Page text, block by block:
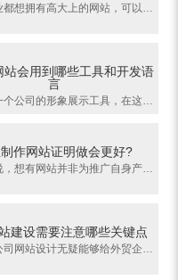
每一个企业都想拥有高大上的网站，可以拓宽商业交流，突显企业的品牌形象，给用户留下深刻的印象。那么企业网站制作如何才显得高端呢?高端网站制作需要注意哪些问题?高端网站的特点1、从用户的角度出发，对网站的总体功能深入研讨，极大地满足用户需求;细化便捷功能，简单、方便。2、根据企业的企业文化和企业信息专业构思，
站会用到哪些工具和开发语
言
网站作为一个公司的形象展示工具，在这个互联网发展如此发达今天，网站对于公司来说尤为重要，那么做网站都会用到哪些工具和开发语言呢，下面就让小编给您详细的说一说。我们先来说说做网站会用到的语言吧1.HTML这是网站前端使用的超文本标记语言，不管你是做网站前端还是后端都必须要学会的脚本语言。超文本标记语言的结构
作网站证明做会更好?
就企业来说，想有网站并非为推广自身产品或品牌。对早就有网站或有知名度的企业来讲，对一个品牌营销型的网站会有很大需求，企业需选择一个很好的网站。还能提高整体形象、推广企业品牌等，一个优秀的营销型网站便能达到要求。那么，企业制作网站证明做会更好?1、网站结构的设计网站结构别太复杂，最好能扁平化，唯有如此，
建设需要注意哪些关键点
好的外贸公司网站设计无疑能够给外贸企业到来大流量的客户，同时也会因为用户好的上网体验给企业实打实的业务流量。那么，到底什么样的外贸网站才是好的网站，在进行外贸公司网站设计时又该从哪些方面着手呢?对此，业内人士一致表示，评价一个外贸网站建设的好坏要从用户的体验和搜索引擎SEO友好程度两个主要关键点来抓。&n